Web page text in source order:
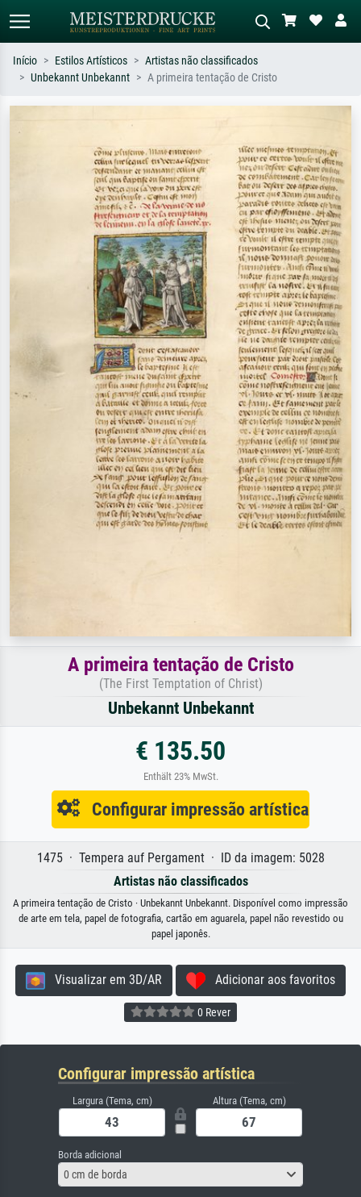
impressionismo, onda de Hokusai, nu.
a óleo escura, nu em pé ao lado de
uma árvore.
Início Estilos Artísticos
Artistas não classificados
Unbekannt Unbekannt
A primeira tentação de Cristo
A primeira tentação de Cristo
(The First Temptation of Christ)
Unbekannt Unbekannt
€ 135.50
Enthält 23% MwSt.
Configurar impressão artística
1475 · Tempera auf Pergament · ID da imagem: 5028
Artistas não classificados
A primeira tentação de Cristo · Unbekannt Unbekannt. Disponível como impressão
de arte em tela, papel de fotografia, cartão em aguarela, papel não revestido ou
papel japonês.
Visualizar em 3D/AR Adicionar aos favoritos
0 Rever
Configurar impressão artística
Largura (Tema, cm) Altura (Tema, cm)
Borda adicional
0 cm de borda